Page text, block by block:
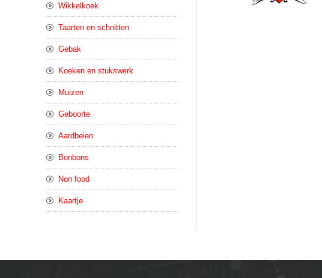
Wikkelkoek
Taarten en schnitten
Gebak
Koeken en stukswerk
Muizen
Geboorte
Aardbeien
Bonbons
Non food
Kaartje